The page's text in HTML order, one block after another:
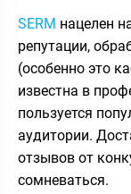
SERM нацелен
репутации,
(особенно это
известна в
пользуется
аудитории.
отзывов от
сомневаться.